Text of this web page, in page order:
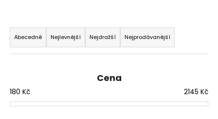
Ř
a
z
í
p
Abecedně Nejlevnější Nejdražší Nejprodávanější
Cena
180 Kč 2145 Kč